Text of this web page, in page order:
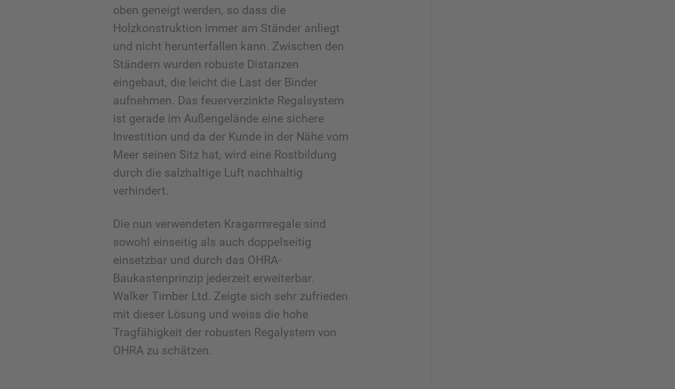
oben geneigt werden, so dass die
Holzkonstruktion immer am Ständer anliegt
und nicht herunterfallen kann. Zwischen den
Ständern wurden robuste Distanzen
eingebaut, die leicht die Last der Binder
aufnehmen. Das feuerverzinkte Regalsystem
ist gerade im Außengelände eine sichere
Investition und da der Kunde in der Nähe vom
Meer seinen Sitz hat, wird eine Rostbildung
durch die salzhaltige Luft nachhaltig
verhindert.
Die nun verwendeten Kragarmregale sind
sowohl einseitig als auch doppelseitig
einsetzbar und durch das OHRA-
Baukastenprinzip jederzeit erweiterbar.
Walker Timber Ltd. Zeigte sich sehr zufrieden
mit dieser Lösung und weiss die hohe
Tragfähigkeit der robusten Regalystem von
OHRA zu schätzen.